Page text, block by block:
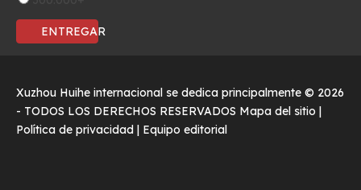
ENTREGAR
Xuzhou Huihe internacional se dedica principalmente © 2026
- TODOS LOS DERECHOS RESERVADOS Mapa del sitio |
Política de privacidad | Equipo editorial